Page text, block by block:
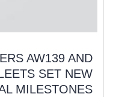
AW139 AND
SET NEW
MILESTONES